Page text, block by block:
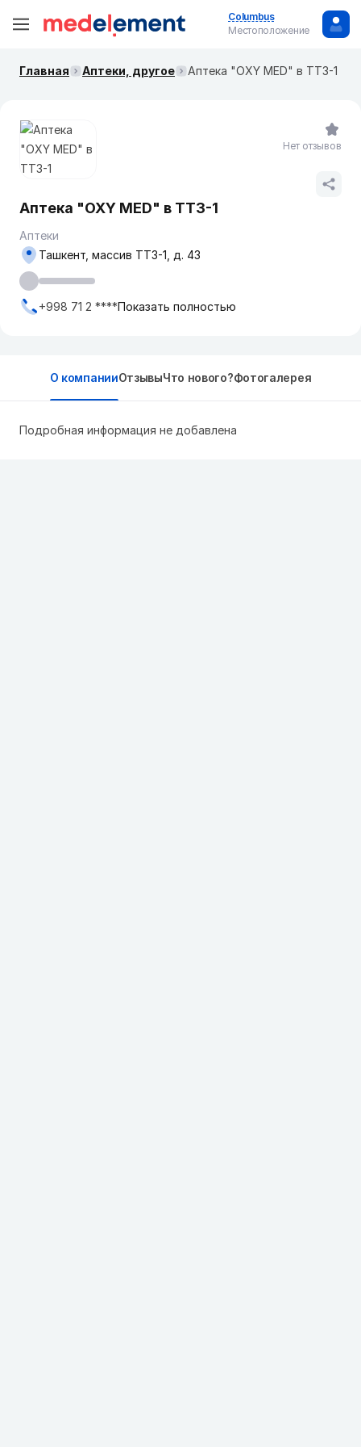
Columbus
Местоположение
Главная Аптеки, другое Аптека "OXY MED" в ТТЗ-1
Аптека "OXY MED" в ТТЗ-1
Аптеки
Ташкент, массив ТТЗ-1, д. 43
+998 71 2 ****Показать полностью
Нет отзывов
О компанииОтзывыЧто нового?Фотогалерея
Подробная информация не добавлена